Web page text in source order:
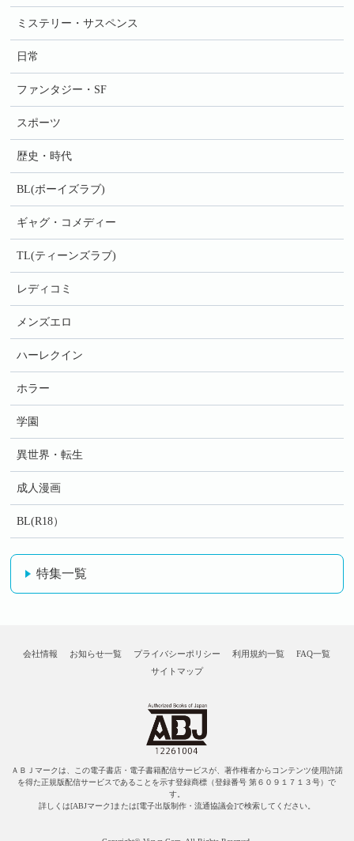
ミステリー・サスペンス
日常
ファンタジー・SF
スポーツ
歴史・時代
BL(ボーイズラブ)
ギャグ・コメディー
TL(ティーンズラブ)
レディコミ
メンズエロ
ハーレクイン
ホラー
学園
異世界・転生
成人漫画
BL(R18）
特集一覧
会社情報 お知らせ一覧 プライバシーポリシー 利用規約一覧
FAQ一覧
サイトマップ
ＡＢＪマークは、この電子書店・電子書籍配信サービスが、著作権者からコンテンツ使用許諾
を得た正規版配信サービスであることを示す登録商標（登録番号 第６０９１７１３号）で
す。
詳しくは[ABJマーク]または[電子出版制作・流通協議会]で検索してください。